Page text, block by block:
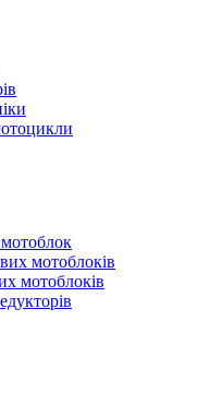
мотоблоків
мотоблоків